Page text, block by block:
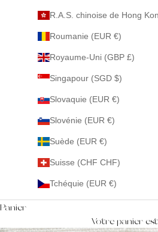
R.A.S. chinoise de Hong
Roumanie (EUR €)
Royaume-Uni (GBP £)
Singapour (SGD $)
Slovaquie (EUR €)
Slovénie (EUR €)
Suède (EUR €)
Suisse (CHF CHF)
Tchéquie (EUR €)
Panier
Votre panier